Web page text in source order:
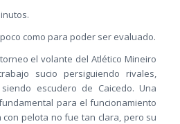
como para poder ser evaluado.
el volante del Atlético Mineiro
sucio persiguiendo rivales,
escudero de Caicedo. Una
para el funcionamiento
con pelota no fue tan clara, pero su